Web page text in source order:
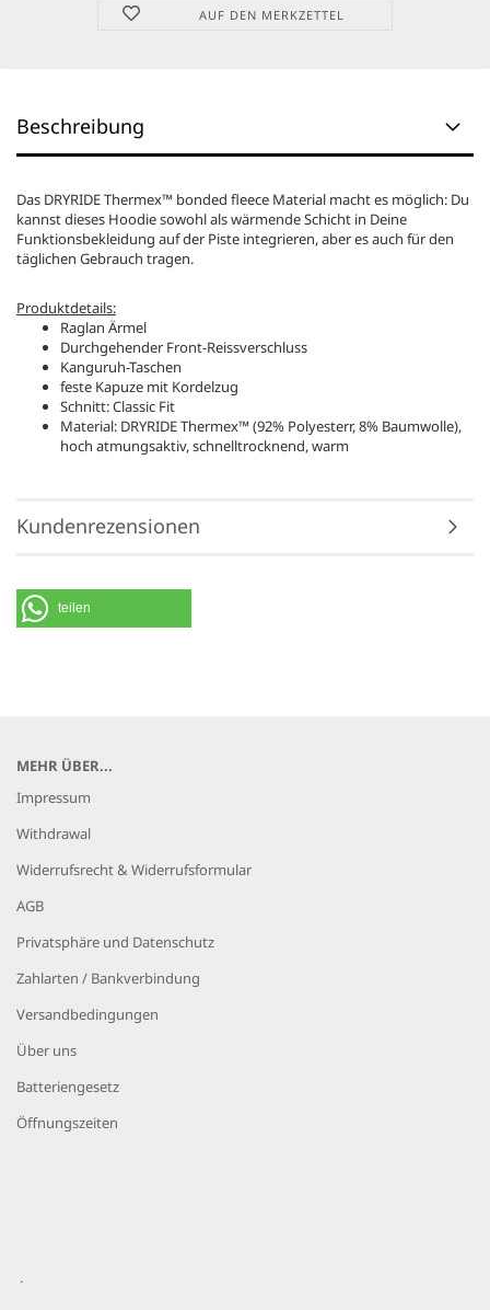
AUF DEN MERKZETTEL
Beschreibung
Das DRYRIDE Thermex™ bonded fleece Material macht es möglich: Du
kannst dieses Hoodie sowohl als wärmende Schicht in Deine
Funktionsbekleidung auf der Piste integrieren, aber es auch für den
täglichen Gebrauch tragen.
Produktdetails:
Raglan Ärmel
Durchgehender Front-Reissverschluss
Kanguruh-Taschen
feste Kapuze mit Kordelzug
Schnitt: Classic Fit
Material: DRYRIDE Thermex™ (92% Polyesterr, 8% Baumwolle),
hoch atmungsaktiv, schnelltrocknend, warm
Kundenrezensionen
teilen
MEHR ÜBER...
Impressum
Withdrawal
Widerrufsrecht & Widerrufsformular
AGB
Privatsphäre und Datenschutz
Zahlarten / Bankverbindung
Versandbedingungen
Über uns
Batteriengesetz
Öffnungszeiten
.